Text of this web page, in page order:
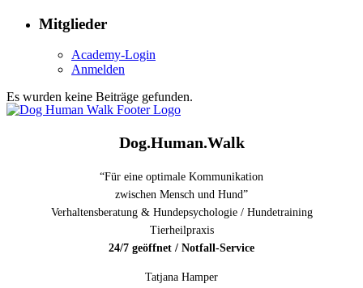
Mitglieder
Academy-Login
Anmelden
Es wurden keine Beiträge gefunden.
Dog.Human.Walk
“Für eine optimale Kommunikation
zwischen Mensch und Hund”
Verhaltensberatung & Hundepsychologie / Hundetraining
Tierheilpraxis
24/7 geöffnet / Notfall-Service
Tatjana Hamper